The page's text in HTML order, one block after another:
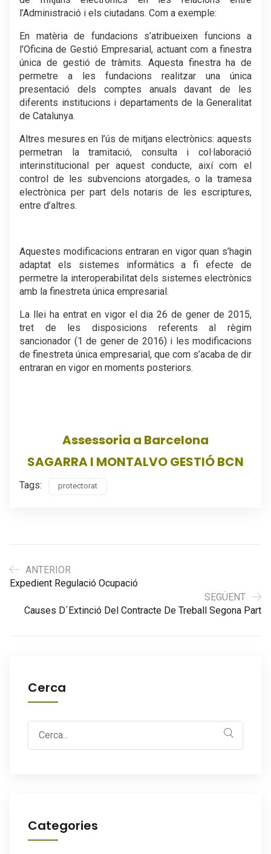
l’Administració i els ciutadans. Com a exemple:
En matèria de fundacions s’atribueixen funcions a
l’Oficina de Gestió Empresarial, actuant com a finestra
única de gestió de tràmits. Aquesta finestra ha de
permetre a les fundacions realitzar una única
presentació dels comptes anuals davant de les
diferents institucions i departaments de la Generalitat
de Catalunya.
Altres mesures en l’ús de mitjans electrònics: aquests
permetran la tramitació, consulta i col·laboració
interinstitucional per aquest conducte, així com el
control de les subvencions atorgades, o la tramesa
electrònica per part dels notaris de les escriptures,
entre d’altres.
Aquestes modificacions entraran en vigor quan s’hagin
adaptat els sistemes informàtics a fi efecte de
permetre la interoperabilitat dels sistemes electrònics
amb la finestreta única empresarial.
La llei ha entrat en vigor el dia 26 de gener de 2015,
tret de les disposicions referents al règim
sancionador (1 de gener de 2016) i les modificacions
de finestreta única empresarial, que com s’acaba de dir
entraran en vigor en moments posteriors.
Assessoria a Barcelona
SAGARRA I MONTALVO GESTIÓ BCN
Tags: protectorat
ANTERIOR
Expedient Regulació Ocupació
SEGÜENT
Causes D´extinció Del Contracte De Treball Segona Part
Cerca
Search
for:
Categories